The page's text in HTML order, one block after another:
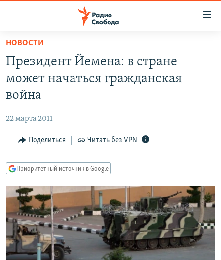
упрощенного
доступа
основному
Вернутся
Вернутся
поиску
ПОДКАСТЫ
АВТОРСКИЕ ПРОЕКТЫ
МНЕНИЯ
КУЛЬТУРА
КАВКАЗ.РЕАЛИИ
СЕВЕР.РЕАЛИИ
СИБИРЬ.РЕАЛИИ
РАСПИСАНИЕ ВЕЩАНИЯ
ПОДПИШИТЕСЬ НА РАССЫЛКУ
НОВОСТИ
Президент Йемена: в стране
может начаться гражданская
война
22 марта 2011
Поделиться Читать без VPN
Приоритетный источник в Google